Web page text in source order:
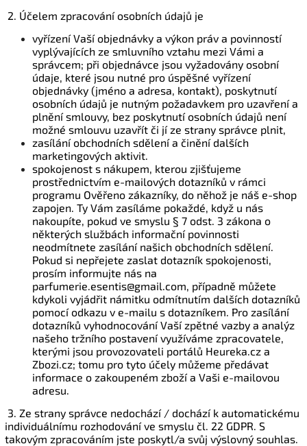
2. Účelem zpracování osobních údajů je
vyřízení Vaší objednávky a výkon práv a povinností
vyplývajících ze smluvního vztahu mezi Vámi a
správcem; při objednávce jsou vyžadovány osobní
údaje, které jsou nutné pro úspěšné vyřízení
objednávky (jméno a adresa, kontakt), poskytnutí
osobních údajů je nutným požadavkem pro uzavření a
plnění smlouvy, bez poskytnutí osobních údajů není
možné smlouvu uzavřít či jí ze strany správce plnit,
zasílání obchodních sdělení a činění dalších
marketingových aktivit.
spokojenost s nákupem, kterou zjišťujeme
prostřednictvím e-mailových dotazníků v rámci
programu Ověřeno zákazníky, do něhož je náš e-shop
zapojen. Ty Vám zasíláme pokaždé, když u nás
nakoupíte, pokud ve smyslu § 7 odst. 3 zákona o
některých službách informační povinnosti
neodmítnete zasílání našich obchodních sdělení.
Pokud si nepřejete zaslat dotazník spokojenosti,
prosím informujte nás na
parfumerie.esentis@gmail.com, případně můžete
kdykoli vyjádřit námitku odmítnutím dalších dotazníků
pomocí odkazu v e-mailu s dotazníkem. Pro zasílání
dotazníků vyhodnocování Vaší zpětné vazby a analýz
našeho tržního postavení využíváme zpracovatele,
kterými jsou provozovateli portálů Heureka.cz a
Zbozi.cz; tomu pro tyto účely můžeme předávat
informace o zakoupeném zboží a Vaši e-mailovou
adresu.
3. Ze strany správce nedochází / dochází k automatickému
individuálnímu rozhodování ve smyslu čl. 22 GDPR. S
takovým zpracováním jste poskytl/a svůj výslovný souhlas.